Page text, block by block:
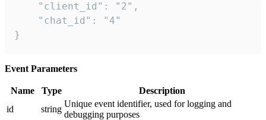
    "client_id": "2",
    "chat_id": "4"
}
Event Parameters
Name Type
Description
id
string
Unique event identifier, used for logging and
debugging purposes